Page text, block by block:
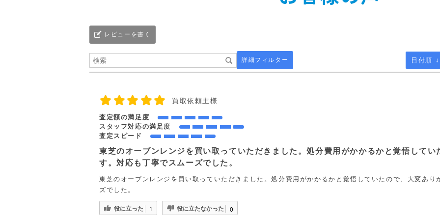
レビューを書く
詳細フィルター 日付順 ↓
買取依頼主様
査定額の満足度
スタッフ対応の満足度
査定スピード
東芝のオーブンレンジを買い取っていただきました。処分費用がかかるかと覚悟して
す。対応も丁寧でスムーズでした。
東芝のオーブンレンジを買い取っていただきました。処分費用がかかるかと覚悟していたので、大変あ
ズでした。
役に立った 1 役に立たなかった 0